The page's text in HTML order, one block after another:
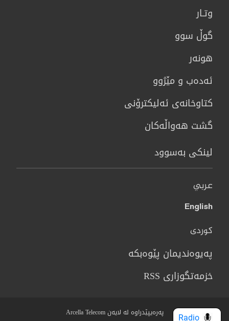
وتـار
گوڵ سوو
هونه‌ر
ئەدەب و مێژوو
كتاوخانه‌ی ئه‌ليكترۆنی
گشت هەواڵەکان
لینکی بەسوود
عربي
English
کوردی
پەیوەندیمان پێوەبکە
خزمەتگوزاری RSS
پەرەیپێدراوە لە لایەن Arcella Telecom
Radio